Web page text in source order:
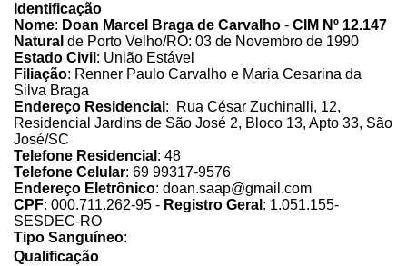
Identificação
Nome: Doan Marcel Braga de Carvalho - CIM Nº 12.147
Natural de Porto Velho/RO: 03 de Novembro de 1990
Estado Civil : União Estável
Filiação: Renner Paulo Carvalho e Maria Cesarina da
Silva Braga
Endereço Residencial : Rua César Zuchinalli, 12,
Residencial Jardins de São José 2, Bloco 13, Apto 33, São
José/SC
Telefone Residencial : 48
Telefone Celular: 69 99317-9576
Endereço Eletrônico: doan.saap@gmail.com
CPF: 000.711.262-95 - Registro Geral : 1.051.155-
SESDEC-RO
Tipo Sanguíneo:
Qualificação